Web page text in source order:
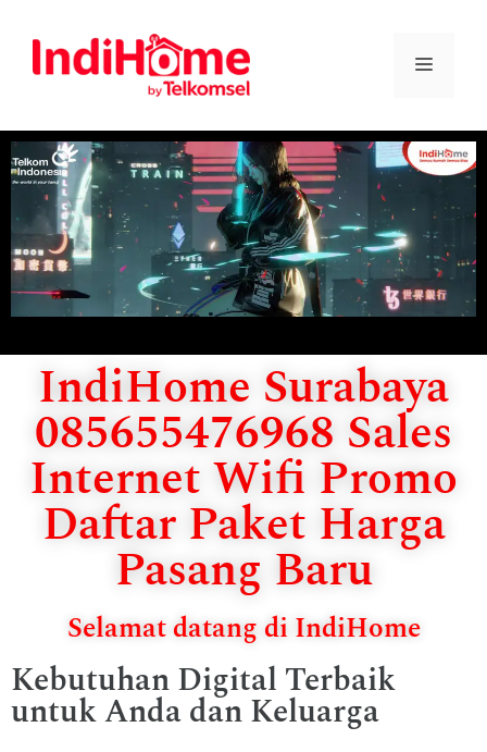
IndiHome Surabaya
085655476968 Sales
Internet Wifi Promo
Daftar Paket Harga
Pasang Baru
Selamat datang di IndiHome
Kebutuhan Digital Terbaik
untuk Anda dan Keluarga